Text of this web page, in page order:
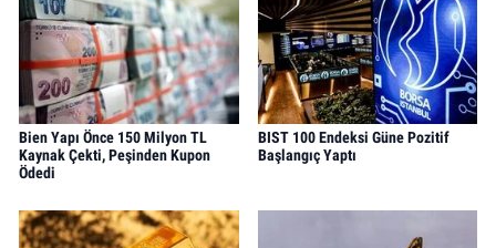
Bien Yapı Önce 150 Milyon TL
Kaynak Çekti, Peşinden Kupon
Ödedi
BIST 100 Endeksi Güne Pozitif
Başlangıç Yaptı